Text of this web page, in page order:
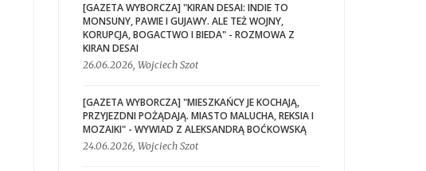
[GAZETA WYBORCZA] "KIRAN DESAI: INDIE TO
MONSUNY, PAWIE I GUJAWY. ALE TEŻ WOJNY,
KORUPCJA, BOGACTWO I BIEDA" - ROZMOWA Z
KIRAN DESAI
26.06.2026, Wojciech Szot
[GAZETA WYBORCZA] "MIESZKAŃCY JE KOCHAJĄ,
PRZYJEZDNI POŻĄDAJĄ. MIASTO MALUCHA, REKSIA I
MOZAIKI" - WYWIAD Z ALEKSANDRĄ BOĆKOWSKĄ
24.06.2026, Wojciech Szot